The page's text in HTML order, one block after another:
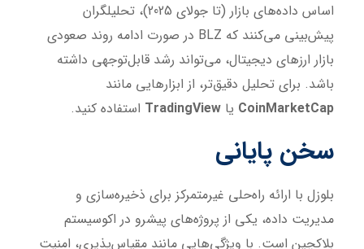
اساس داده‌های بازار (تا جولای 2025)، تحلیلگران
پیش‌بینی می‌کنند که BLZ در صورت ادامه روند صعودی
بازار ارزهای دیجیتال، می‌تواند رشد قابل‌توجهی داشته
باشد. برای تحلیل دقیق‌تر، از ابزارهایی مانند
CoinMarketCap یاTradingView استفاده کنید.
سخن پایانی
بلوزل با ارائه راه‌حلی غیرمتمرکز برای ذخیره‌سازی و
مدیریت داده، یکی از پروژه‌های پیشرو در اکوسیستم
بلاکچین است. با ویژگی‌هایی مانند مقیاس‌پذیری، امنیت